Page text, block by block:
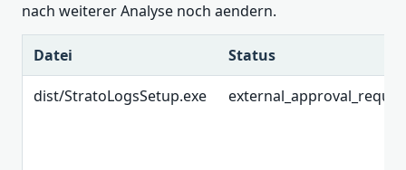
nach weiterer Analyse noch aendern.
Datei Status
dist/StratoLogsSetup.exe